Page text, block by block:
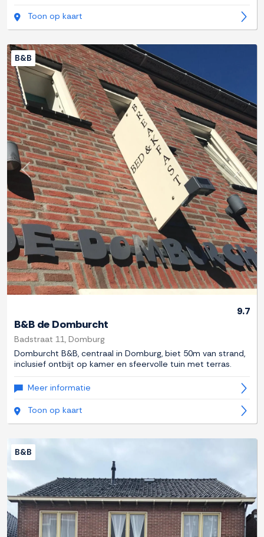
Toon op kaart
Previous Next
B&B
9.7
B&B de Domburcht
Badstraat 11, Domburg
Domburcht B&B, centraal in Domburg, biet 50m van strand,
inclusief ontbijt op kamer en sfeervolle tuin met terras.
Meer informatie
Toon op kaart
B&B